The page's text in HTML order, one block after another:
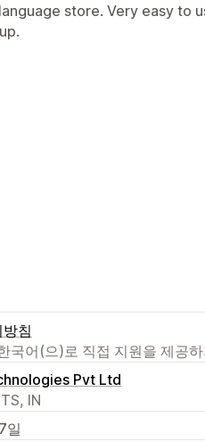
store. Very easy to
침
국어(으)로 직접 지원을 제공
Pvt Ltd
IN
일